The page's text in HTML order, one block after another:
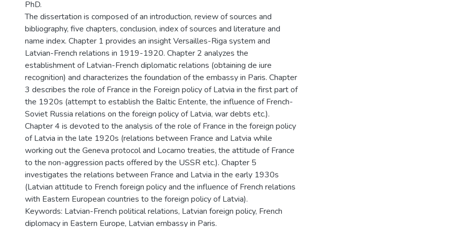
PhD.
The dissertation is composed of an introduction, review of sources and
bibliography, five chapters, conclusion, index of sources and literature and
name index. Chapter 1 provides an insight Versailles-Riga system and
Latvian-French relations in 1919-1920. Chapter 2 analyzes the
establishment of Latvian-French diplomatic relations (obtaining de iure
recognition) and characterizes the foundation of the embassy in Paris. Chapter
3 describes the role of France in the Foreign policy of Latvia in the first part of
the 1920s (attempt to establish the Baltic Entente, the influence of French-
Soviet Russia relations on the foreign policy of Latvia, war debts etc.).
Chapter 4 is devoted to the analysis of the role of France in the foreign policy
of Latvia in the late 1920s (relations between France and Latvia while
working out the Geneva protocol and Locarno treaties, the attitude of France
to the non-aggression pacts offered by the USSR etc.). Chapter 5
investigates the relations between France and Latvia in the early 1930s
(Latvian attitude to French foreign policy and the influence of French relations
with Eastern European countries to the foreign policy of Latvia).
Keywords: Latvian-French political relations, Latvian foreign policy, French
diplomacy in Eastern Europe, Latvian embassy in Paris.